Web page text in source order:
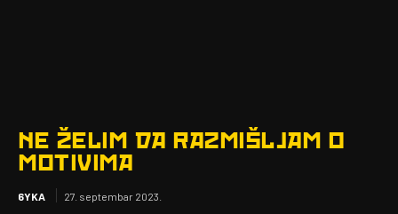
NE ŽELIM DA RAZMIŠLJAM O
MOTIVIMA
6YKA 27. septembar 2023.